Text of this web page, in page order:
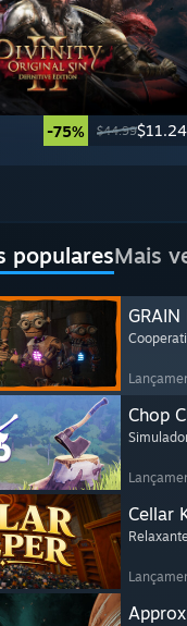
-75% $44.99$11.24
popularesMais
GRAIN
Chop
Cellar